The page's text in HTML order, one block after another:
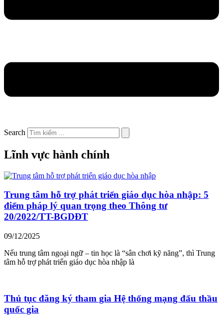
Search
Lĩnh vực hành chính
Trung tâm hỗ trợ phát triển giáo dục hòa nhập: 5
điểm pháp lý quan trọng theo Thông tư
20/2022/TT-BGDĐT
09/12/2025
Nếu trung tâm ngoại ngữ – tin học là “sân chơi kỹ năng”, thì Trung
tâm hỗ trợ phát triển giáo dục hòa nhập là
Thủ tục đăng ký tham gia Hệ thống mạng đấu thầu
quốc gia